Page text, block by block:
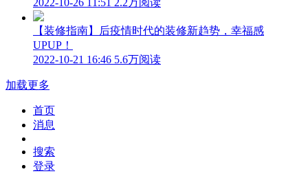
2022-10-26 11:51 2.2万阅读
【装修指南】后疫情时代的装修新趋势，幸福感
UPUP！
2022-10-21 16:46 5.6万阅读
加载更多
首页
消息
搜索
登录